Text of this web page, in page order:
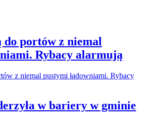
portów z niemal
Rybacy alarmują
w bariery w gminie